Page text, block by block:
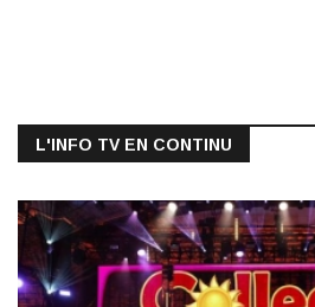
L'INFO TV EN CONTINU